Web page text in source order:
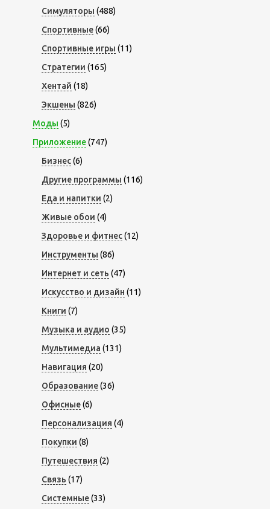
Симуляторы (488)
Спортивные(66)
Спортивные игры (11)
Стратегии (165)
Хентай (18)
Экшены (826)
Моды (5)
Приложение(747)
Бизнес(6)
Другие программы (116)
Еда и напитки (2)
Живые обои (4)
Здоровье и фитнес(12)
Инструменты (86)
Интернет и сеть (47)
Искусство и дизайн (11)
Книги (7)
Музыка и аудио (35)
Мультимедиа (131)
Навигация (20)
Образование(36)
Офисные(6)
Персонализация (4)
Покупки (8)
Путешествия (2)
Связь (17)
Системные(33)